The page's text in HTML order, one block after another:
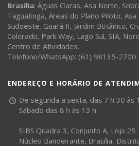
Brasília: Águas Claras, Asa Norte,
Taguatinga, Áreas do Plano Piloto, Asa
Sudoeste, Guará II, Jardim Botânico,
Colorado, Park Way, Lago Sul, SIA,
Centro de Atividades.
Telefone/WhatsApp: (61) 98135-2700
ENDEREÇO E HORÁRIO DE
De segunda a sexta, das 7 h 30 às
Sábado das 8 h às 13 h
SIBS Quadra 3, Conjunto A, Loja 25
Núcleo Bandeirante, Brasília,